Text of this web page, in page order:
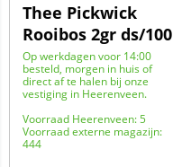
Thee Pickwick
Rooibos 2gr ds/100
Op werkdagen voor 14:00
besteld, morgen in huis of
direct af te halen bij onze
vestiging in Heerenveen.
Voorraad Heerenveen: 5
Voorraad externe magazijn:
444